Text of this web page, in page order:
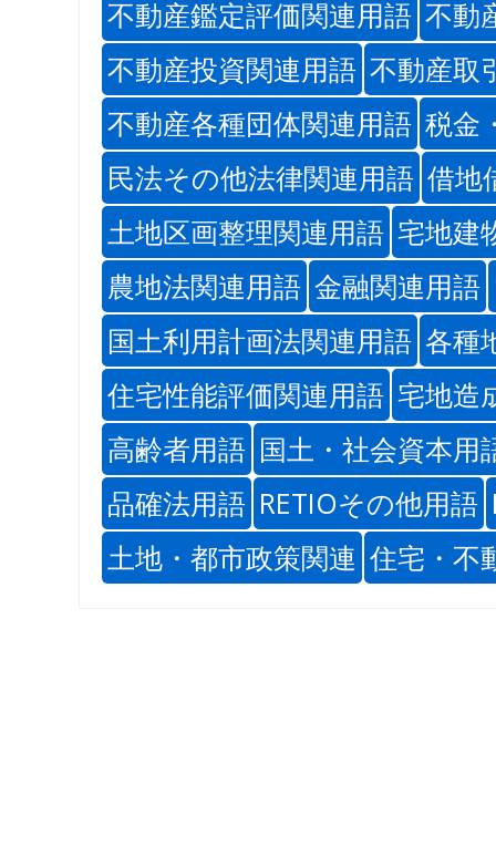
不動産鑑定評価関連用語 不動
不動産投資関連用語 不動産取
不動産各種団体関連用語 税金
民法その他法律関連用語 借地
土地区画整理関連用語 宅地建
農地法関連用語 金融関連用語
国土利用計画法関連用語 各種
住宅性能評価関連用語 宅地造
高齢者用語 国土・社会資本用
品確法用語 RETIOその他用語
土地・都市政策関連 住宅・不